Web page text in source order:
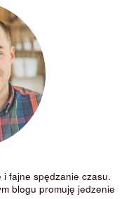
fajne spędzanie czasu.
blogu promuję jedzenie